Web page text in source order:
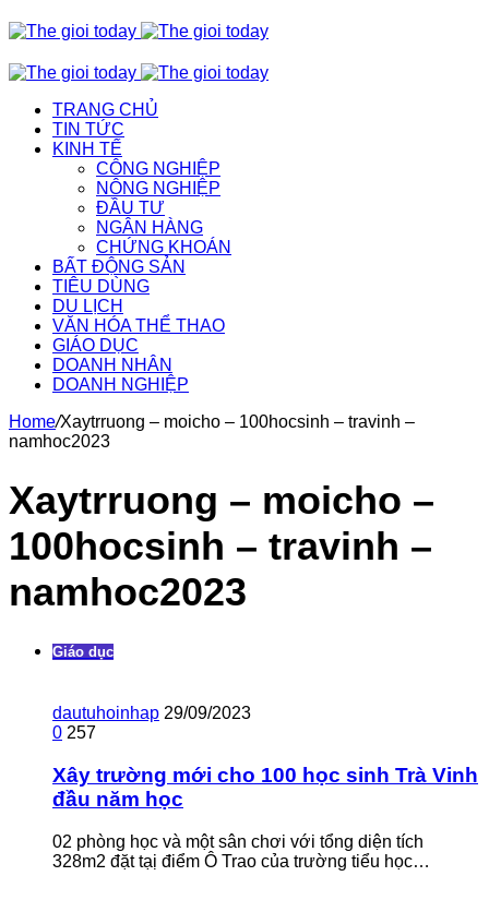
TRANG CHỦ
TIN TỨC
KINH TẾ
CÔNG NGHIỆP
NÔNG NGHIỆP
ĐẦU TƯ
NGÂN HÀNG
CHỨNG KHOÁN
BẤT ĐỘNG SẢN
TIÊU DÙNG
DU LỊCH
VĂN HÓA THỂ THAO
GIÁO DỤC
DOANH NHÂN
DOANH NGHIỆP
Home/Xaytrruong – moicho – 100hocsinh – travinh –
namhoc2023
Xaytrruong – moicho –
100hocsinh – travinh –
namhoc2023
Giáo dục
dautuhoinhap 29/09/2023
0 257
Xây trường mới cho 100 học sinh Trà Vinh
đầu năm học
02 phòng học và một sân chơi với tổng diện tích
328m2 đặt tạị điểm Ô Trao của trường tiểu học…